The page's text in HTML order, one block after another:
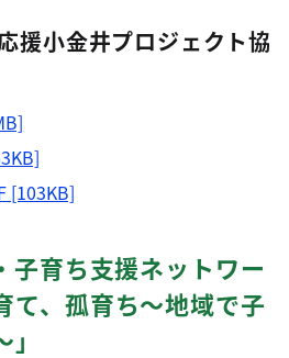
援小金井プロジェクト協
[103KB]
子育ち支援ネットワー
て、孤育ち～地域で子